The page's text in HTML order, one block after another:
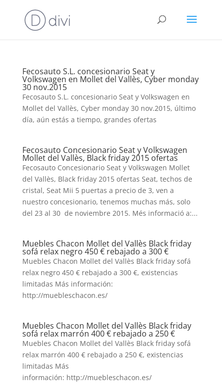
Fecosauto S.L. concesionario Seat y
Volkswagen en Mollet del Vallès, Cyber monday
30 nov.2015
Fecosauto S.L. concesionario Seat y Volkswagen en
Mollet del Vallès, Cyber monday 30 nov.2015, último
día, aún estás a tiempo, grandes ofertas
Fecosauto Concesionario Seat y Volkswagen
Mollet del Vallès, Black friday 2015 ofertas
Fecosauto Concesionario Seat y Volkswagen Mollet
del Vallès, Black friday 2015 ofertas Seat, techos de
cristal, Seat Mii 5 puertas a precio de 3, ven a
nuestro concesionario, tenemos muchas más, solo
del 23 al 30 de noviembre 2015. Més informació a:...
Muebles Chacon Mollet del Vallès Black friday
sofá relax negro 450 € rebajado a 300 €
Muebles Chacon Mollet del Vallès Black friday sofá
relax negro 450 € rebajado a 300 €, existencias
limitadas Más información:
http://muebleschacon.es/
Muebles Chacon Mollet del Vallès Black friday
sofá relax marrón 400 € rebajado a 250 €
Muebles Chacon Mollet del Vallès Black friday sofá
relax marrón 400 € rebajado a 250 €, existencias
limitadas Más
información: http://muebleschacon.es/